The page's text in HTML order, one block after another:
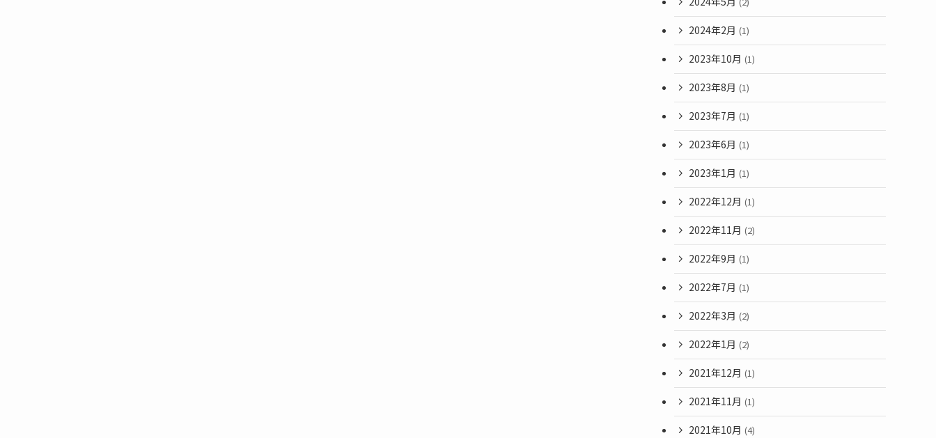
2024年2月 (1)
2023年10月 (1)
2023年8月 (1)
2023年7月 (1)
2023年6月 (1)
2023年1月 (1)
2022年12月 (1)
2022年11月 (2)
2022年9月 (1)
2022年7月 (1)
2022年3月 (2)
2022年1月 (2)
2021年12月 (1)
2021年11月 (1)
2021年10月 (4)